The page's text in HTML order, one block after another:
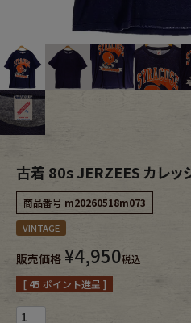
Bottoms
Tops
Outer
Fafatt
小物・アクセ
古着 80s JERZEES カレッ
商品番号 m20260518m073
VINTAGE
販売価格 ¥4,950税込
[ 45 ポイント進呈 ]